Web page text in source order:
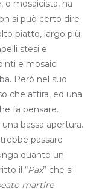
mosaicista, ha
si può certo dire
piatto, largo più
stesi e
e mosaici
Però nel suo
che attira, ed una
fa pensare.
bassa apertura.
passare
quanto un
il “Pax” che si
martire